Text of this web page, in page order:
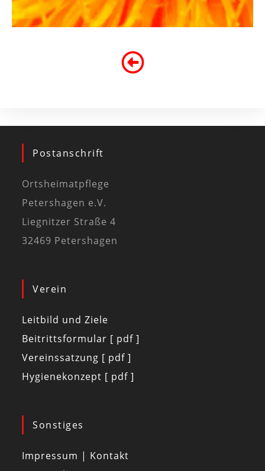
Postanschrift
Ortsheimatpflege
Petershagen e.V.
Liegnitzer Straße 4
32469 Petershagen
Verein
Leitbild und Ziele
Beitrittsformular [ pdf ]
Vereinssatzung [ pdf ]
Hygienekonzept [ pdf ]
Sonstiges
Impressum | Kontakt